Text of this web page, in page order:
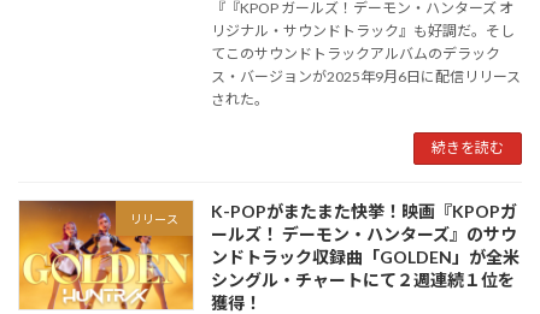
『『KPOP ガールズ！デーモン・ハンターズ オ
リジナル・サウンドトラック』も好調だ。そし
てこのサウンドトラックアルバムのデラック
ス・バージョンが2025年9月6日に配信リリース
された。
続きを読む
リリース
K-POPがまたまた快挙！映画『KPOPガ
ールズ！ デーモン・ハンターズ』のサウ
ンドトラック収録曲「GOLDEN」が全米
シングル・チャートにて２週連続１位を
獲得！